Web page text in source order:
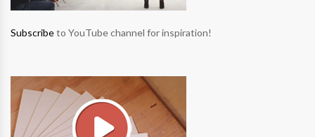
Subscribeto YouTube channel for inspiration!